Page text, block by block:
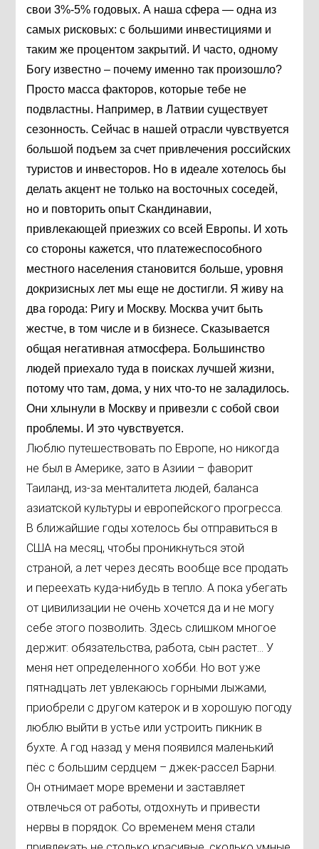
свои 3%-5% годовых. А наша сфера — одна из
самых рисковых: с большими инвестициями и
таким же процентом закрытий. И часто, одному
Богу известно – почему именно так произошло?
Просто масса факторов, которые тебе не
подвластны. Например, в Латвии существует
сезонность. Сейчас в нашей отрасли чувствуется
большой подъем за счет привлечения российских
туристов и инвесторов. Но в идеале хотелось бы
делать акцент не только на восточных соседей,
но и повторить опыт Скандинавии,
привлекающей приезжих со всей Европы. И хоть
со стороны кажется, что платежеспособного
местного населения становится больше, уровня
докризисных лет мы еще не достигли. Я живу на
два города: Ригу и Москву. Москва учит быть
жестче, в том числе и в бизнесе. Сказывается
общая негативная атмосфера. Большинство
людей приехало туда в поисках лучшей жизни,
потому что там, дома, у них что-то не заладилось.
Они хлынули в Москву и привезли с собой свои
проблемы. И это чувствуется.
Люблю путешествовать по Европе, но никогда
не был в Америке, зато в Азиии – фаворит
Таиланд, из-за менталитета людей, баланса
азиатской культуры и европейского прогресса.
В ближайшие годы хотелось бы отправиться в
США на месяц, чтобы проникнуться этой
страной, а лет через десять вообще все продать
и переехать куда-нибудь в тепло. А пока убегать
от цивилизации не очень хочется да и не могу
себе этого позволить. Здесь слишком многое
держит: обязательства, работа, сын растет… У
меня нет определенного хобби. Но вот уже
пятнадцать лет увлекаюсь горными лыжами,
приобрели с другом катерок и в хорошую погоду
люблю выйти в устье или устроить пикник в
бухте. А год назад у меня появился маленький
пёс с большим сердцем – джек-рассел Барни.
Он отнимает море времени и заставляет
отвлечься от работы, отдохнуть и привести
нервы в порядок. Со временем меня стали